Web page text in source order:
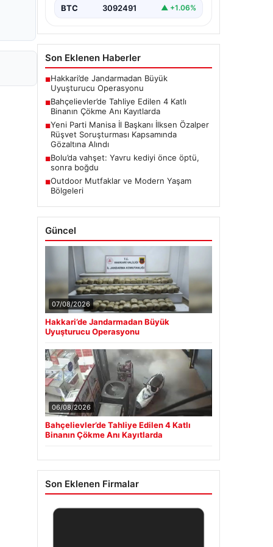
BTC 3092491 ▲ +1.06%
Son Eklenen Haberler
■Hakkari’de Jandarmadan Büyük
Uyuşturucu Operasyonu
■Bahçelievler’de Tahliye Edilen 4 Katlı
Binanın Çökme Anı Kayıtlarda
■Yeni Parti Manisa İl Başkanı İlksen Özalper
Rüşvet Soruşturması Kapsamında
Gözaltına Alındı
■Bolu’da vahşet: Yavru kediyi önce öptü,
sonra boğdu
■Outdoor Mutfaklar ve Modern Yaşam
Bölgeleri
Güncel
07/08/2026
Hakkari’de Jandarmadan Büyük
Uyuşturucu Operasyonu
06/08/2026
Bahçelievler’de Tahliye Edilen 4 Katlı
Binanın Çökme Anı Kayıtlarda
Son Eklenen Firmalar